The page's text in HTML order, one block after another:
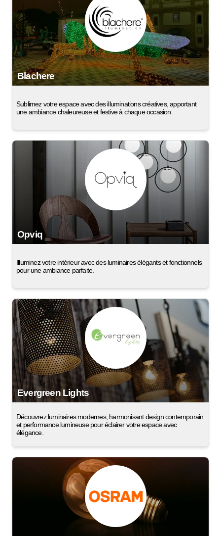
Blachere
Sublimez votre espace avec des illuminations créatives, apportant
une ambiance chaleureuse et festive à chaque occasion.
Opviq
Illuminez votre intérieur avec des luminaires élégants et fonctionnels
pour une ambiance parfaite.
Evergreen Lights
Découvrez luminaires modernes, harmonisant design contemporain
et performance lumineuse pour éclairer votre espace avec
élégance.